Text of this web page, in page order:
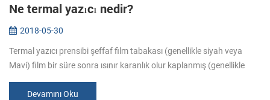
Ne termal yazıcı nedir?
2018-05-30
Termal yazıcı prensibi şeffaf film tabakası (genellikle siyah veya
Mavi) film bir süre sonra ısınır karanlık olur kaplanmış (genellikle
Devamını Oku